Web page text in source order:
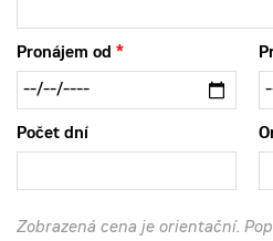
Pronájem od
Počet dní
Zobrazená cena je orientační.